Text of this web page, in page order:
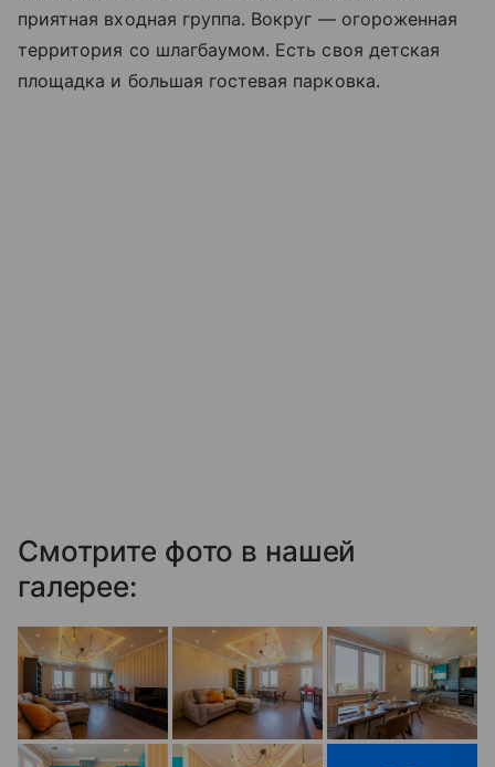
приятная входная группа. Вокруг ― огороженная
территория со шлагбаумом. Есть своя детская
площадка и большая гостевая парковка.
Смотрите фото в нашей
галерее: